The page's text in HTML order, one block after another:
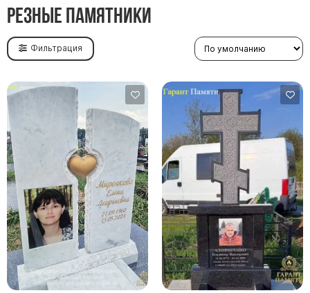
Участникам СВО
Памятники из гранита
Памятники из мрамора
Элитные памятники
Резные памятники
Мемориальные комплексы
Резные памятники
Фильтрация